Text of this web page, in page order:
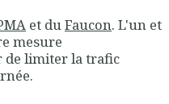
et du Faucon. L'un et
mesure
de limiter la trafic